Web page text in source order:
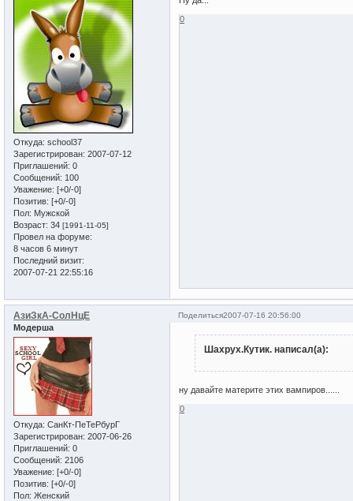
Откуда: school37
Зарегистрирован: 2007-07-12
Приглашений: 0
Сообщений: 100
Уважение: [+0/-0]
Позитив: [+0/-0]
Пол: Мужской
Возраст: 34 [1991-11-05]
Провел на форуме:
8 часов 6 минут
Последний визит:
2007-07-21 22:55:16
0
Поделиться2007-07-16 20:56:00
АзиЗкА-СолНцЕ
Модерша
Откуда: СанКт-ПеТеРбурГ
Зарегистрирован: 2007-06-26
Приглашений: 0
Сообщений: 2106
Уважение: [+0/-0]
Позитив: [+0/-0]
Пол: Женский
Шахрух.Кутик. написал(а):
ну давайте материте этих вампиров......
0